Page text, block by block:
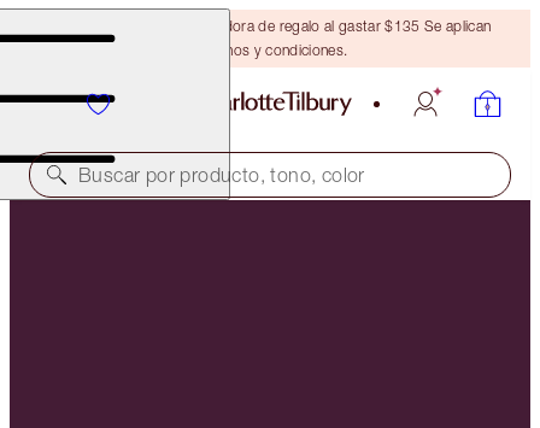
Obtén una brocha bronceadora de regalo al gastar $135 Se aplican
términos y condiciones.
Buscar por producto, tono, color